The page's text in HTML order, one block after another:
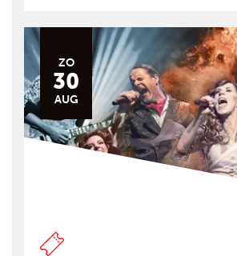
ZO
30
AUG